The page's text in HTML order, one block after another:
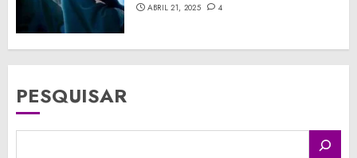
ABRIL 21, 2025 4
PESQUISAR